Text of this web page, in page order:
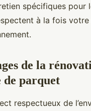
spécifiques pour
à la fois
de la
de parquet
respectueux de